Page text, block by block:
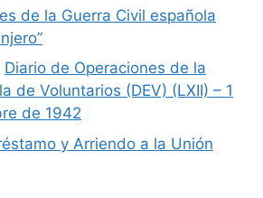
de la Guerra Civil española
Diario de Operaciones de la
de Voluntarios (DEV) (LXII) – 1
de 1942
y Arriendo a la Unión